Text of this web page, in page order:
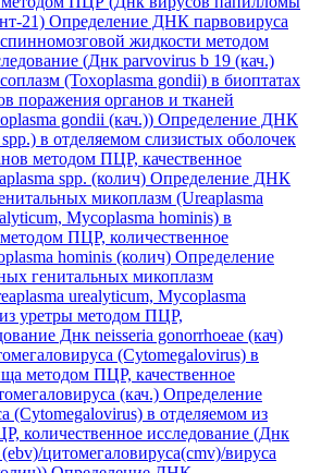
21) Определение ДНК парвовируса
жидкости методом
(Днк parvovirus b 19 (кач.)
(Toxoplasma gondii) в биоптатах
поражения органов и тканей
gondii (кач.)) Определение ДНК
в отделяемом слизистых оболочек
методом ПЦР, качественное
spp. (колич) Определение ДНК
микоплазм (Ureaplasma
Mycoplasma hominis) в
ПЦР, количественное
hominis (колич) Определение
генитальных микоплазм
urealyticum, Mycoplasma
уретры методом ПЦР,
Днк neisseria gonorrhoeae (кач)
(Cytomegalovirus) в
методом ПЦР, качественное
(кач.) Определение
(Cytomegalovirus) в отделяемом из
количественное исследование (Днк
цитомегаловируса(cmv)/вируса